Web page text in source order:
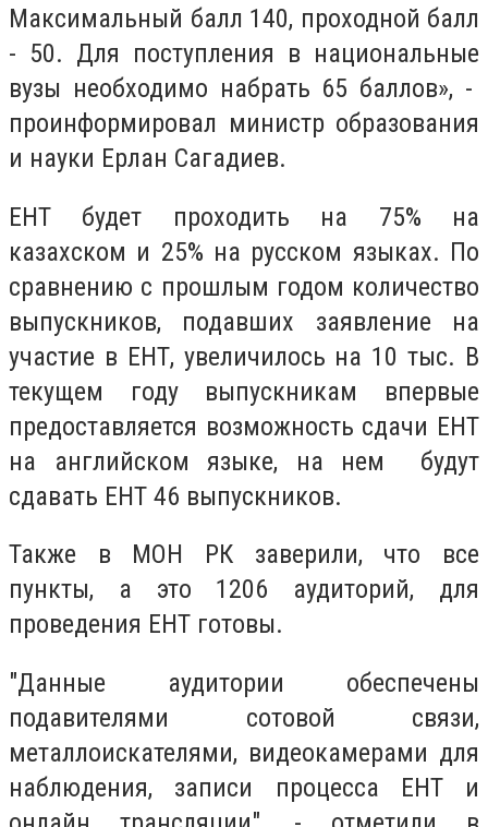
Максимальный балл 140, проходной балл
- 50. Для поступления в национальные
вузы необходимо набрать 65 баллов», -
проинформировал министр образования
и науки Ерлан Сагадиев.
ЕНТ будет проходить на 75% на
казахском и 25% на русском языках. По
сравнению с прошлым годом количество
выпускников, подавших заявление на
участие в ЕНТ, увеличилось на 10 тыс. В
текущем году выпускникам впервые
предоставляется возможность сдачи ЕНТ
на английском языке, на нем будут
сдавать ЕНТ 46 выпускников.
Также в МОН РК заверили, что все
пункты, а это 1206 аудиторий, для
проведения ЕНТ готовы.
"Данные аудитории обеспечены
подавителями сотовой связи,
металлоискателями, видеокамерами для
наблюдения, записи процесса ЕНТ и